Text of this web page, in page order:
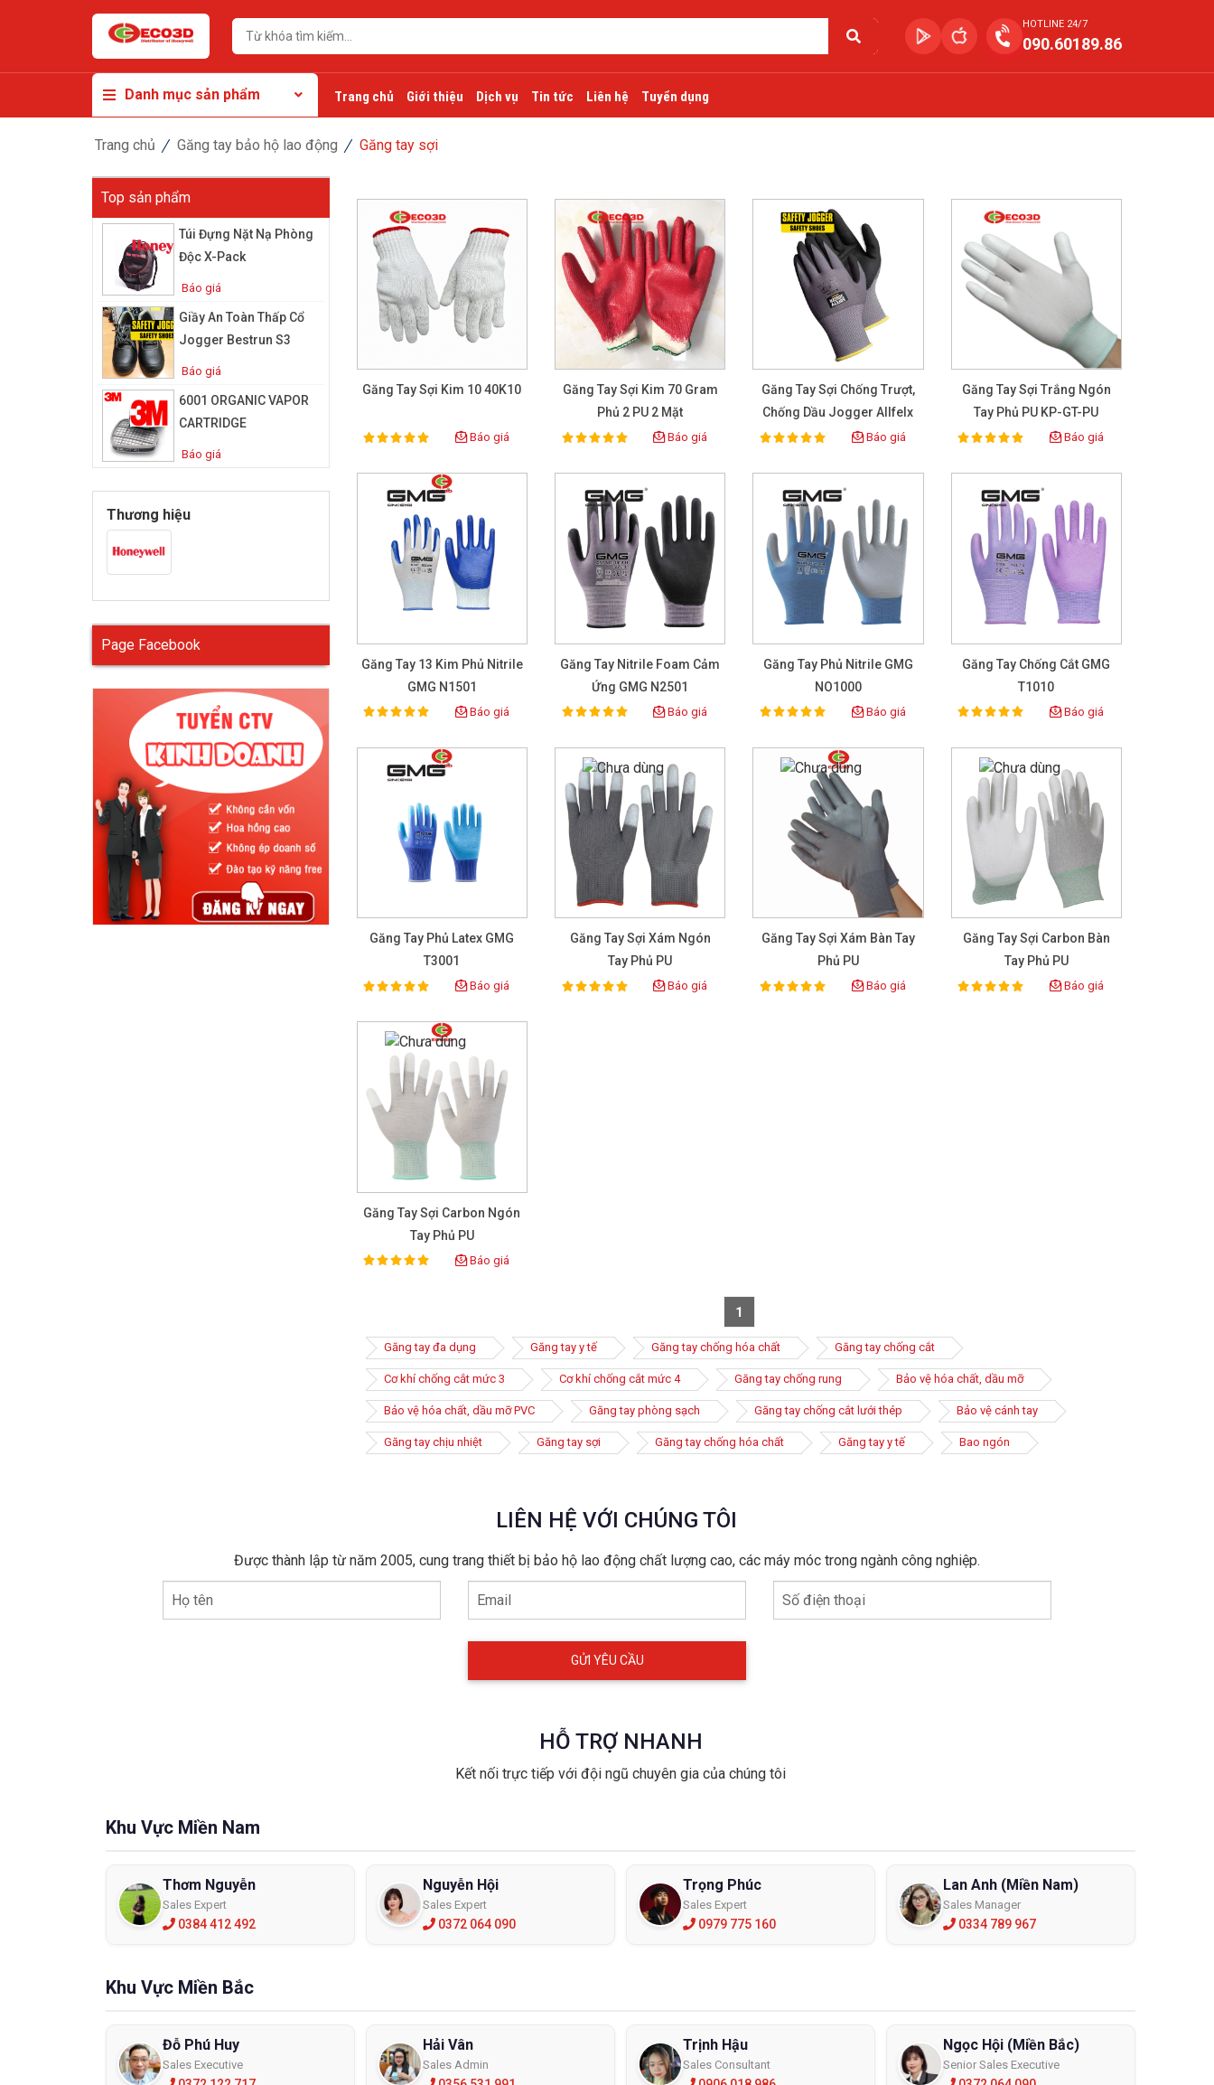
HOTLINE 24/7
090.60189.86
Danh mục sản phẩm Trang chủ Giới thiệu Dịch vụ Tin tức Liên hệ Tuyển dụng
Trang chủ Găng tay bảo hộ lao động Găng tay sợi
Top sản phẩm
Túi Đựng Nặt Nạ Phòng
Độc X-Pack
Báo giá
Giầy An Toàn Thấp Cổ
Jogger Bestrun S3
Báo giá
6001 ORGANIC VAPOR
CARTRIDGE
Báo giá
Thương hiệu
Page Facebook
Găng Tay Sợi Kim 10 40K10
Rating:
100% Báo giá
Găng Tay Sợi Kim 70 Gram
Phủ 2 PU 2 Mặt
Rating:
100% Báo giá
Găng Tay Sợi Chống Trượt,
Chống Dầu Jogger Allfelx
4131X
Rating:
100% Báo giá
Găng Tay Sợi Trắng Ngón
Tay Phủ PU KP-GT-PU
Rating:
100% Báo giá
Găng Tay 13 Kim Phủ Nitrile
GMG N1501
Rating:
100% Báo giá
Găng Tay Nitrile Foam Cảm
Ứng GMG N2501
Rating:
100% Báo giá
Găng Tay Phủ Nitrile GMG
NO1000
Rating:
100% Báo giá
Găng Tay Chống Cắt GMG
T1010
Rating:
100% Báo giá
Găng Tay Phủ Latex GMG
T3001
Rating:
100% Báo giá
Găng Tay Sợi Xám Ngón
Tay Phủ PU
Rating:
100% Báo giá
Găng Tay Sợi Xám Bàn Tay
Phủ PU
Rating:
100% Báo giá
Găng Tay Sợi Carbon Bàn
Tay Phủ PU
Rating:
100% Báo giá
Găng Tay Sợi Carbon Ngón
Tay Phủ PU
Rating:
100% Báo giá
1
Găng tay đa dụng Găng tay y tế Găng tay chống hóa chất Găng tay chống cắt
Cơ khí chống cắt mức 3 Cơ khí chống cắt mức 4 Găng tay chống rung Bảo vệ hóa chất, dầu mỡ
Bảo vệ hóa chất, dầu mỡ PVC Găng tay phòng sạch Găng tay chống cắt lưới thép Bảo vệ cánh tay
Găng tay chịu nhiệt Găng tay sợi Găng tay chống hóa chất Găng tay y tế Bao ngón
LIÊN HỆ VỚI CHÚNG TÔI
Được thành lập từ năm 2005, cung trang thiết bị bảo hộ lao động chất lượng cao, các máy móc trong ngành công nghiệp.
Họ tên Email Số điện thoại
HỖ TRỢ NHANH
Kết nối trực tiếp với đội ngũ chuyên gia của chúng tôi
Khu Vực Miền Nam
Thơm Nguyễn
Sales Expert
0384 412 492
Nguyễn Hội
Sales Expert
0372 064 090
Trọng Phúc
Sales Expert
0979 775 160
Lan Anh (Miền Nam)
Sales Manager
0334 789 967
Khu Vực Miền Bắc
Đỗ Phú Huy
Sales Executive
Hải Vân
Sales Admin
Trịnh Hậu
Sales Consultant
Ngọc Hội (Miền Bắc)
Senior Sales Executive